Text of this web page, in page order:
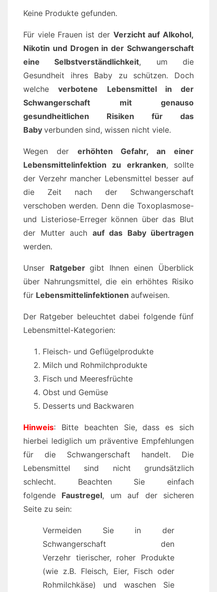
Keine Produkte gefunden.
Für viele Frauen ist der Verzicht auf Alkohol,
Nikotin und Drogen in der Schwangerschaft
eine Selbstverständlichkeit, um die
Gesundheit ihres Baby zu schützen. Doch
welche verbotene
Lebensmittel in der
Schwangerschaft mit genauso
gesundheitlichen Risiken für das
Baby verbunden sind, wissen nicht viele.
Wegen der erhöhten Gefahr, an einer
Lebensmittelinfektion zu erkranken, sollte
der Verzehr mancher Lebensmittel besser auf
die Zeit nach der Schwangerschaft
verschoben werden. Denn die Toxoplasmose-
und Listeriose-Erreger können über das Blut
der Mutter auch auf das Baby übertragen
werden.
Unser Ratgebergibt Ihnen einen Überblick
über Nahrungsmittel, die ein erhöhtes Risiko
für Lebensmittelinfektionen aufweisen.
Der Ratgeber beleuchtet dabei folgende fünf
Lebensmittel-Kategorien:
Fleisch- und Geflügelprodukte
Milch und Rohmilchprodukte
Fisch und Meeresfrüchte
Obst und Gemüse
Desserts und Backwaren
Hinweis: Bitte beachten Sie, dass es sich
hierbei lediglich um präventive Empfehlungen
für die Schwangerschaft handelt. Die
Lebensmittel sind nicht grundsätzlich
schlecht. Beachten Sie einfach
folgende Faustregel, um auf der sicheren
Seite zu sein:
Vermeiden Sie in der
Schwangerschaft den
Verzehr tierischer, roher Produkte
(wie z.B. Fleisch, Eier, Fisch oder
Rohmilchkäse) und waschen Sie